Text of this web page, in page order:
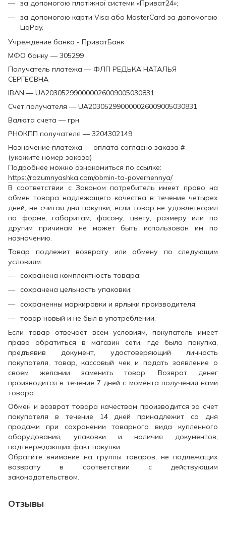
за допомогою платіжної системи «Приват24»;
за допомогою карти Visa або MasterCard за допомогою
LiqPay.
Учреждение банка - ПриватБанк
МФО банку — 305299
Получатель платежа — ФЛП РЕДЬКА НАТАЛЬЯ
СЕРГЕЄВНА
IBAN — UA203052990000026009005030831
Счет получателя — UA203052990000026009005030831
Валюта счета — грн
РНОКПП получателя — 3204302149
Назначение платежа — оплата согласно заказа #
(укажите номер заказа)
Подробнее можно ознакомиться по ссылке:
https://rozumnyashka.com/obmin-ta-povernennya/
В соответствии с Законом потребитель имеет право на
обмен товара надлежащего качества в течение четырех
дней, не считая дня покупки, если товар не удовлетворил
по форме, габаритам, фасону, цвету, размеру или по
другим причинам не может быть использован им по
назначению.
Товар подлежит возврату или обмену по следующим
условиям:
сохранена комплектность товара;
сохранена цельность упаковки;
сохраненны маркировки и ярлыки производителя;
товар новый и не был в употреблении.
Если товар отвечает всем условиям, покупатель имеет
право обратиться в магазин сети, где была покупка,
предъявив документ, удостоверяющий личность
покупателя, товар, кассовый чек и подать заявление о
своем желании заменить товар. Возврат денег
производится в течение 7 дней с момента получения нами
товара.
Обмен и возврат товара качеством производится за счет
покупателя в течение 14 дней принадлежит со дня
продажи при сохранении товарного вида купленного
оборудования, упаковки и наличия документов,
подтверждающих факт покупки.
Обратите внимание на группы товаров, не подлежащих
возврату в соответствии с действующим
законодательством.
Отзывы